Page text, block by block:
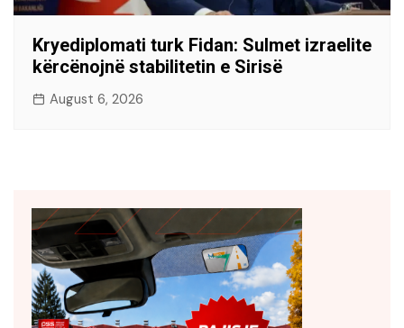
Kryediplomati turk Fidan: Sulmet izraelite
kërcënojnë stabilitetin e Sirisë
August 6, 2026